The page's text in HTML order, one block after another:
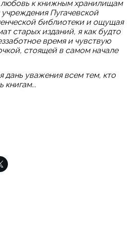
любовь к книжным хранилищам
Пугачевской
библиотеки и ощущая
старых изданий, я как будто
время и чувствую
стоящей в самом начале
дань уважения всем тем, кто
книгам...